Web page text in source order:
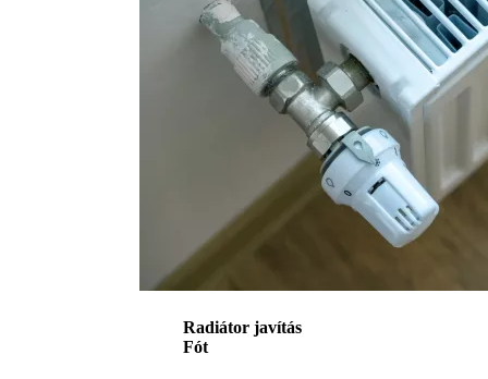
Radiátor javítás
Fót